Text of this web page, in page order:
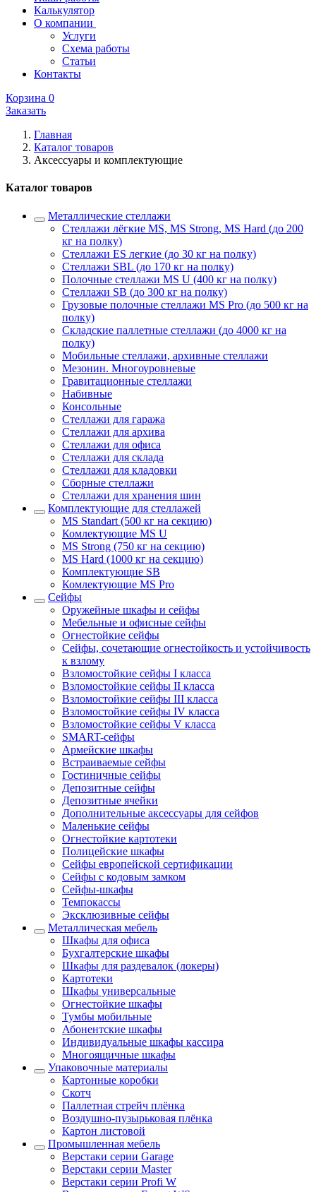
Калькулятор
О компании
Услуги
Схема работы
Статьи
Контакты
Корзина 0
Заказать
Главная
Каталог товаров
Аксессуары и комплектующие
Каталог товаров
Металлические стеллажи
Стеллажи лёгкие MS, MS Strong, MS Hard (до 200
кг на полку)
Стеллажи ES легкие (до 30 кг на полку)
Стеллажи SBL (до 170 кг на полку)
Полочные стеллажи MS U (400 кг на полку)
Стеллажи SB (до 300 кг на полку)
Грузовые полочные стеллажи MS Pro (до 500 кг на
полку)
Складские паллетные стеллажи (до 4000 кг на
полку)
Мобильные стеллажи, архивные стеллажи
Мезонин. Многоуровневые
Гравитационные стеллажи
Набивные
Консольные
Стеллажи для гаража
Стеллажи для архива
Стеллажи для офиса
Стеллажи для склада
Стеллажи для кладовки
Сборные стеллажи
Стеллажи для хранения шин
Комплектующие для стеллажей
MS Standart (500 кг на секцию)
Комлектующие MS U
MS Strong (750 кг на секцию)
MS Hard (1000 кг на секцию)
Комплектующие SB
Комлектующие MS Pro
Сейфы
Оружейные шкафы и сейфы
Мебельные и офисные сейфы
Огнестойкие сейфы
Сейфы, сочетающие огнестойкость и устойчивость
к взлому
Взломостойкие сейфы I класса
Взломостойкие сейфы II класса
Взломостойкие сейфы III класса
Взломостойкие сейфы IV класса
Взломостойкие сейфы V класса
SMART-сейфы
Армейские шкафы
Встраиваемые сейфы
Гостиничные сейфы
Депозитные сейфы
Депозитные ячейки
Дополнительные аксессуары для сейфов
Маленькие сейфы
Огнестойкие картотеки
Полицейские шкафы
Сейфы европейской сертификации
Сейфы с кодовым замком
Сейфы-шкафы
Темпокассы
Эксклюзивные сейфы
Металлическая мебель
Шкафы для офиса
Бухгалтерские шкафы
Шкафы для раздевалок (локеры)
Картотеки
Шкафы универсальные
Огнестойкие шкафы
Тумбы мобильные
Абонентские шкафы
Индивидуальные шкафы кассира
Многоящичные шкафы
Упаковочные материалы
Картонные коробки
Скотч
Паллетная стрейч плёнка
Воздушно-пузырьковая плёнка
Картон листовой
Промышленная мебель
Верстаки серии Garage
Верстаки серии Master
Верстаки серии Profi W